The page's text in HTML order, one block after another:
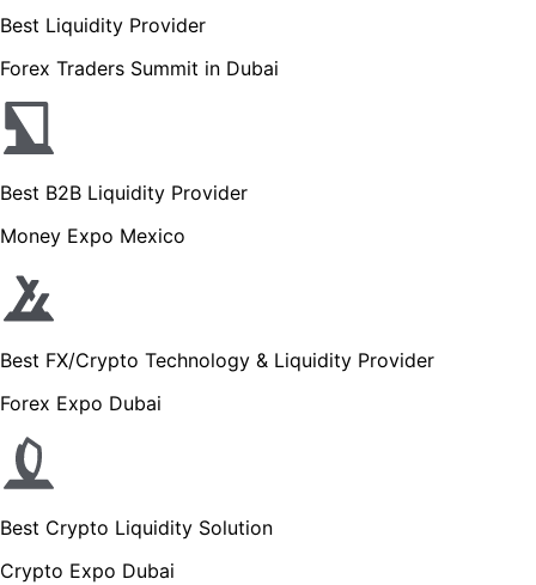
Best Liquidity Provider
Forex Traders Summit in Dubai
Best B2B Liquidity Provider
Money Expo Mexico
Best FX/Crypto Technology & Liquidity Provider
Forex Expo Dubai
Best Crypto Liquidity Solution
Crypto Expo Dubai